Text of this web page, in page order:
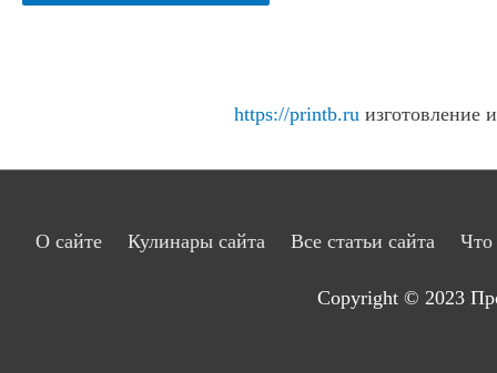
https://printb.ruизготовление
О сайте Кулинары сайта Все статьи сайта Что
Copyright © 2023